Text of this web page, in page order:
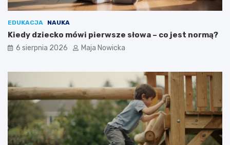
EDUKACJA NAUKA
Kiedy dziecko mówi pierwsze słowa – co jest normą?
6 sierpnia 2026 Maja Nowicka